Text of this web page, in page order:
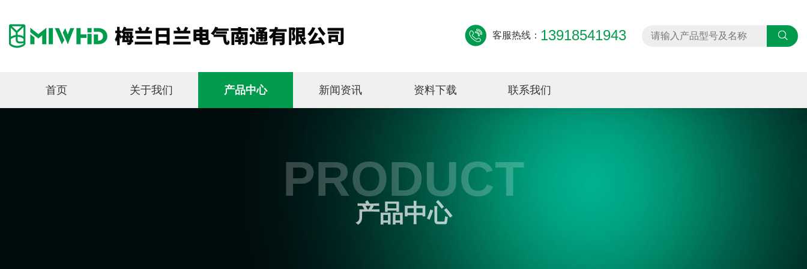
客服热线： 13918541943
首页 关于我们 产品中心 新闻资讯 资料下载 联系我们
产品中心
PRODUCT